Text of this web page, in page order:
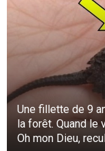
Une fillette de 9
la forêt. Quand le
Oh mon Dieu,